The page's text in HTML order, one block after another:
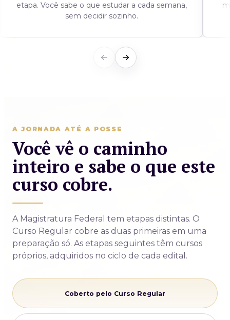
etapa. Você sabe o que estudar a cada semana,
sem decidir sozinho.
A JORNADA ATÉ A POSSE
Você vê o caminho
inteiro e sabe o que este
curso cobre.
A Magistratura Federal tem etapas distintas. O
Curso Regular cobre as duas primeiras em uma
preparação só. As etapas seguintes têm cursos
próprios, adquiridos no ciclo de cada edital.
Coberto pelo Curso Regular